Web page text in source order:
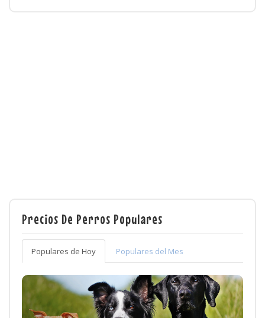
Precios De Perros Populares
Populares de Hoy Populares del Mes